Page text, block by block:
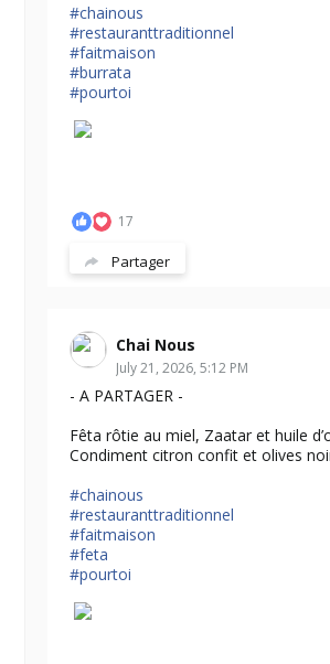
#chainous
#restauranttraditionnel
#faitmaison
#burrata
#pourtoi
17
Partager
Chai Nous
July 21, 2026, 5:12 PM
- A PARTAGER -
Fêta rôtie au miel, Zaatar et huile
Condiment citron confit et olives
#chainous
#restauranttraditionnel
#faitmaison
#feta
#pourtoi